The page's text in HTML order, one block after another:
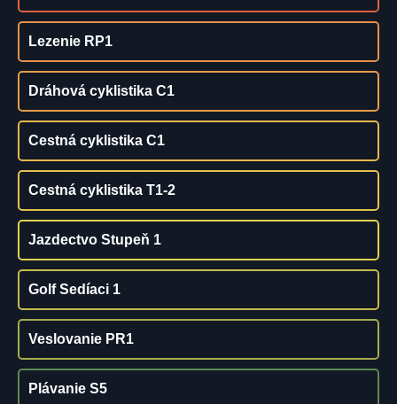
Lezenie RP1
Dráhová cyklistika C1
Cestná cyklistika C1
Cestná cyklistika T1-2
Jazdectvo Stupeň 1
Golf Sedíaci 1
Veslovanie PR1
Plávanie S5